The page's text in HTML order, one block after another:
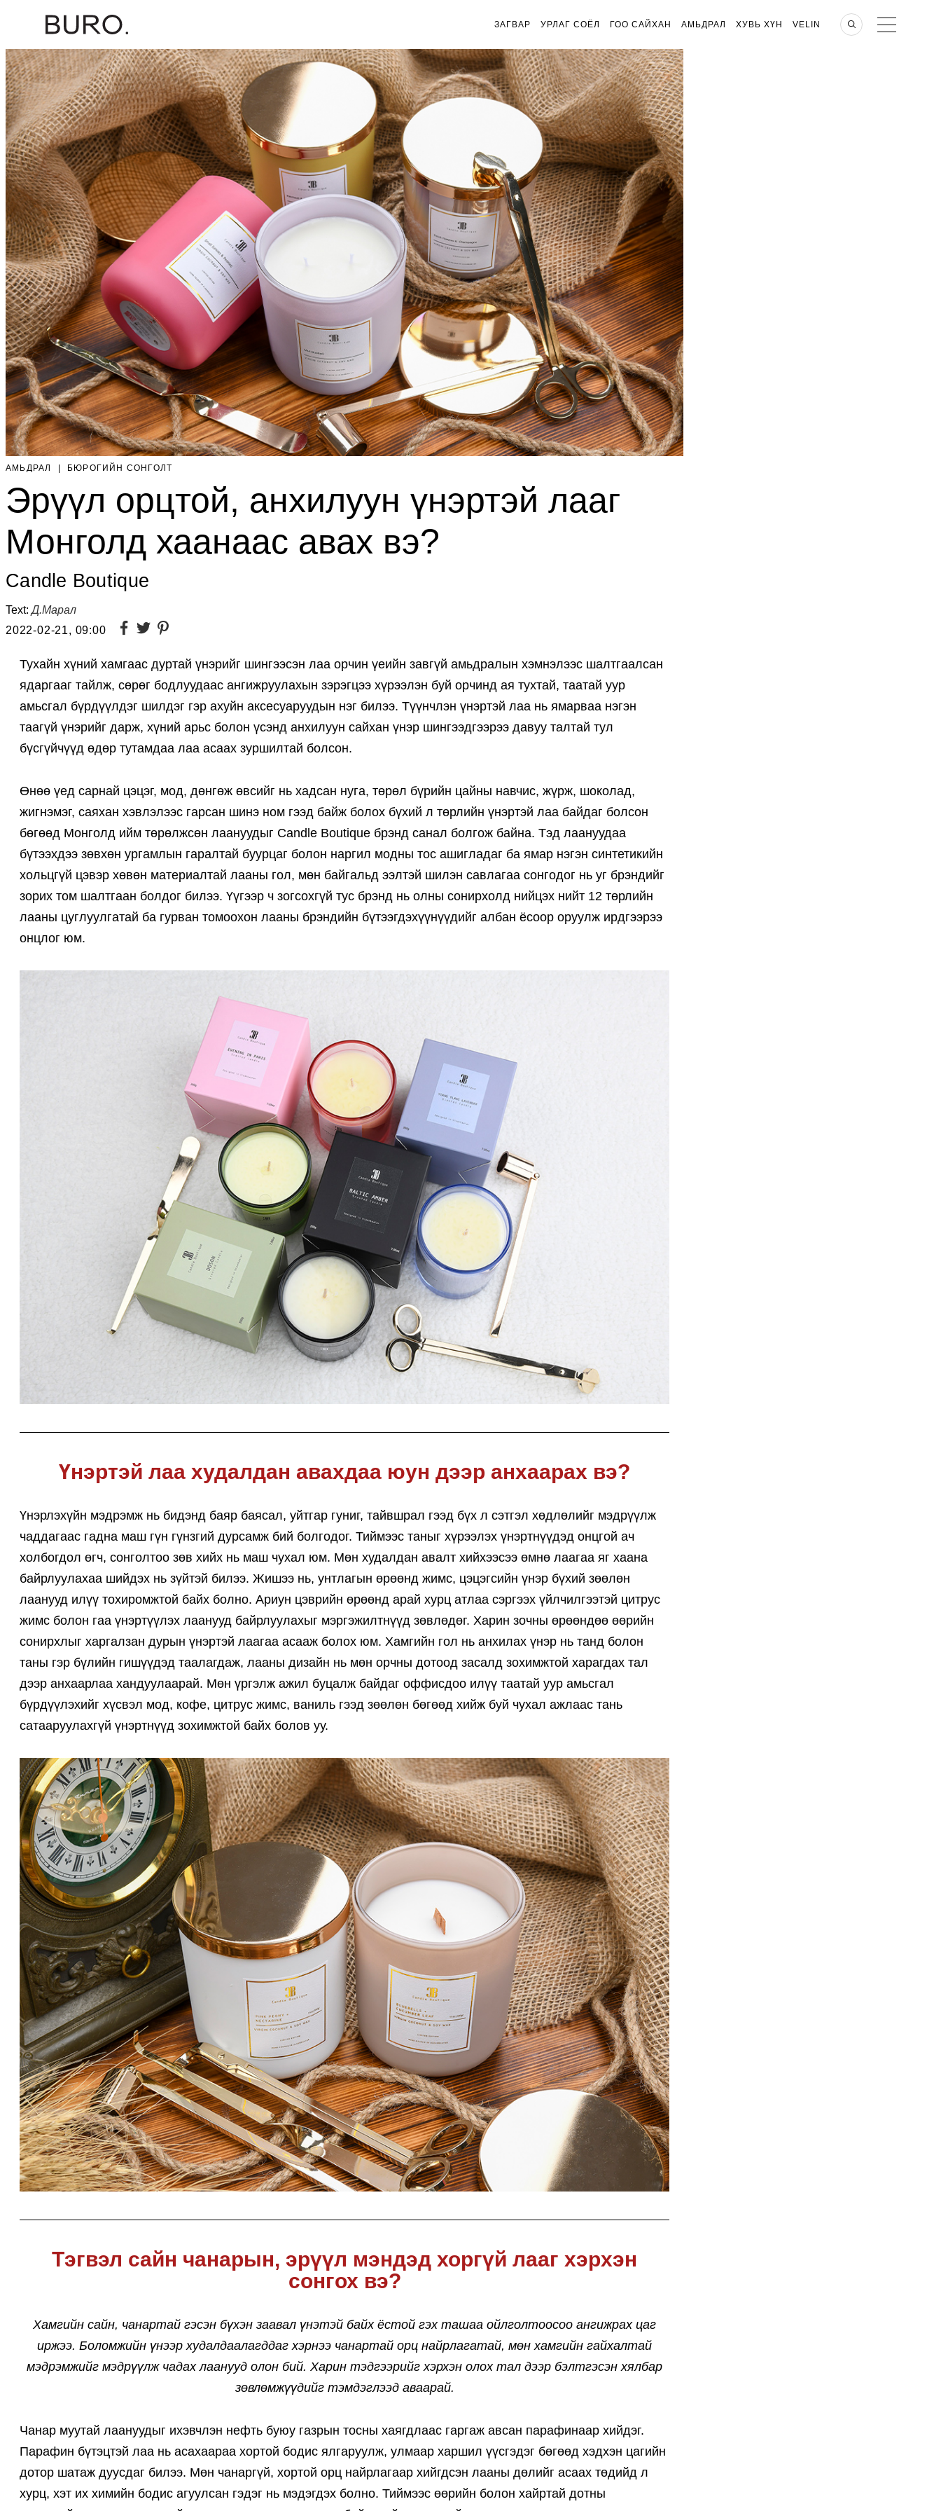
ЗАГВАР УРЛАГ СОЁЛ ГОО САЙХАН АМЬДРАЛ ХУВЬ ХҮН VELIN
АМЬДРАЛ | БЮРОГИЙН СОНГОЛТ
Эрүүл орцтой, анхилуун үнэртэй лааг
Монголд хаанаас авах вэ?
Candle Boutique
Text:Д.Марал
2022-02-21, 09:00
Тухайн хүний хамгаас дуртай үнэрийг шингээсэн лаа орчин үеийн завгүй амьдралын хэмнэлээс шалтгаалсан
ядаргааг тайлж, сөрөг бодлуудаас ангижруулахын зэрэгцээ хүрээлэн буй орчинд ая тухтай, таатай уур
амьсгал бүрдүүлдэг шилдэг гэр ахуйн аксесуаруудын нэг билээ. Түүнчлэн үнэртэй лаа нь ямарваа нэгэн
таагүй үнэрийг дарж, хүний арьс болон үсэнд анхилуун сайхан үнэр шингээдгээрээ давуу талтай тул
бүсгүйчүүд өдөр тутамдаа лаа асаах зуршилтай болсон.
Өнөө үед сарнай цэцэг, мод, дөнгөж өвсийг нь хадсан нуга, төрөл бүрийн цайны навчис, жүрж, шоколад,
жигнэмэг, саяхан хэвлэлээс гарсан шинэ ном гээд байж болох бүхий л төрлийн үнэртэй лаа байдаг болсон
бөгөөд Монголд ийм төрөлжсөн лаануудыг Candle Boutique брэнд санал болгож байна. Тэд лаануудаа
бүтээхдээ зөвхөн ургамлын гаралтай буурцаг болон наргил модны тос ашигладаг ба ямар нэгэн синтетикийн
хольцгүй цэвэр хөвөн материалтай лааны гол, мөн байгальд ээлтэй шилэн савлагаа сонгодог нь уг брэндийг
зорих том шалтгаан болдог билээ. Үүгээр ч зогсохгүй тус брэнд нь олны сонирхолд нийцэх нийт 12 төрлийн
лааны цуглуулгатай ба гурван томоохон лааны брэндийн бүтээгдэхүүнүүдийг албан ёсоор оруулж ирдгээрээ
онцлог юм.
Үнэртэй лаа худалдан авахдаа юун дээр анхаарах вэ?
Үнэрлэхүйн мэдрэмж нь бидэнд баяр баясал, уйтгар гуниг, тайвшрал гээд бүх л сэтгэл хөдлөлийг мэдрүүлж
чаддагаас гадна маш гүн гүнзгий дурсамж бий болгодог. Тиймээс таныг хүрээлэх үнэртнүүдэд онцгой ач
холбогдол өгч, сонголтоо зөв хийх нь маш чухал юм. Мөн худалдан авалт хийхээсээ өмнө лаагаа яг хаана
байрлуулахаа шийдэх нь зүйтэй билээ. Жишээ нь, унтлагын өрөөнд жимс, цэцэгсийн үнэр бүхий зөөлөн
лаанууд илүү тохиромжтой байх болно. Ариун цэврийн өрөөнд арай хурц атлаа сэргээх үйлчилгээтэй цитрус
жимс болон гаа үнэртүүлэх лаанууд байрлуулахыг мэргэжилтнүүд зөвлөдөг. Харин зочны өрөөндөө өөрийн
сонирхлыг харгалзан дурын үнэртэй лаагаа асааж болох юм. Хамгийн гол нь анхилах үнэр нь танд болон
таны гэр бүлийн гишүүдэд таалагдаж, лааны дизайн нь мөн орчны дотоод засалд зохимжтой харагдах тал
дээр анхаарлаа хандуулаарай. Мөн үргэлж ажил буцалж байдаг оффисдоо илүү таатай уур амьсгал
бүрдүүлэхийг хүсвэл мод, кофе, цитрус жимс, ваниль гээд зөөлөн бөгөөд хийж буй чухал ажлаас тань
сатааруулахгүй үнэртнүүд зохимжтой байх болов уу.
Тэгвэл сайн чанарын, эрүүл мэндэд хоргүй лааг хэрхэн
сонгох вэ?
Хамгийн сайн, чанартай гэсэн бүхэн заавал үнэтэй байх ёстой гэх ташаа ойлголтоосоо ангижрах цаг
иржээ. Боломжийн үнээр худалдаалагддаг хэрнээ чанартай орц найрлагатай, мөн хамгийн гайхалтай
мэдрэмжийг мэдрүүлж чадах лаанууд олон бий. Харин тэдгээрийг хэрхэн олох тал дээр бэлтгэсэн хялбар
зөвлөмжүүдийг тэмдэглээд аваарай.
Чанар муутай лаануудыг ихэвчлэн нефть буюу газрын тосны хаягдлаас гаргаж авсан парафинаар хийдэг.
Парафин бүтэцтэй лаа нь асахаараа хортой бодис ялгаруулж, улмаар харшил үүсгэдэг бөгөөд хэдхэн цагийн
дотор шатаж дуусдаг билээ. Мөн чанаргүй, хортой орц найрлагаар хийгдсэн лааны дөлийг асаах төдийд л
хурц, хэт их химийн бодис агуулсан гэдэг нь мэдэгдэх болно. Тиймээс өөрийн болон хайртай дотны